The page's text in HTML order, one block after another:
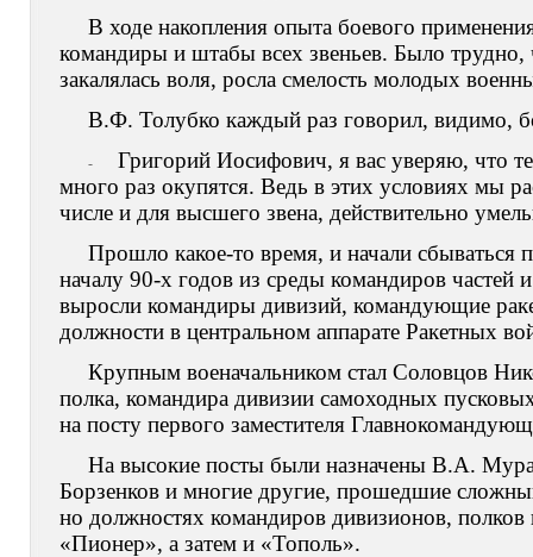
В ходе накопления опыта боевого
командиры и штабы всех звеньев. Было трудно,
закалялась воля, росла смелость молодых
В.Ф. Толубко каждый раз говорил, видимо,
-
Григорий Иосифович, я вас уверяю, что
много раз окупятся. Ведь в этих условиях мы
числе и для высшего звена, действительно
Прошло какое-то время, и начали сбываться
началу 90-х годов из среды командиров частей
выросли командиры дивизий, командующие
должности в центральном аппарате Ракетных
Крупным военачальником стал Соловцов
полка, командира дивизии самоходных
на посту первого заместителя
На высокие посты были назначены В.А.
Борзенков и многие другие, прошедшие
но должностях командиров дивизионов,
«Пионер», а затем и «Тополь».